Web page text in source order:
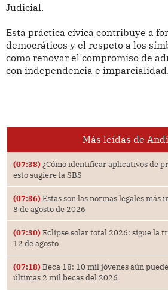
Judicial.
Esta práctica cívica contribuye a
democráticos y el respeto a los
como renovar el compromiso de
con independencia e imparcialidad.
Más leídas de
(07:38) ¿Cómo identificar aplicativos de
esto sugiere la SBS
(07:36) Estas son las normas legales más
8 de agosto de 2026
(07:30) Eclipse solar total 2026: sigue la
12 de agosto
(07:18) Beca 18: 10 mil jóvenes aún
últimas 2 mil becas del 2026